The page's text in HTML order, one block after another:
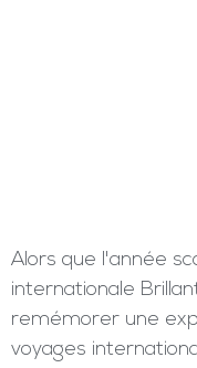
Alors que l'année
internationale
remémorer une
voyages